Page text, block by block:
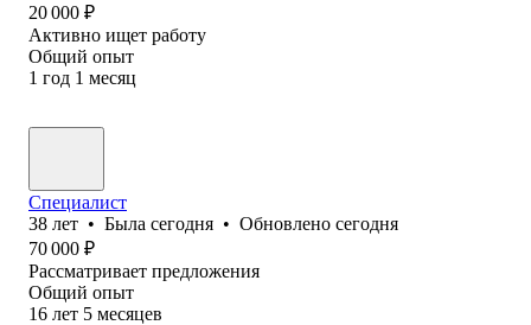
20 000 ₽
Активно ищет работу
Общий опыт
1 год 1 месяц
Специалист
38 лет • Была сегодня • Обновлено сегодня
70 000 ₽
Рассматривает предложения
Общий опыт
16 лет 5 месяцев